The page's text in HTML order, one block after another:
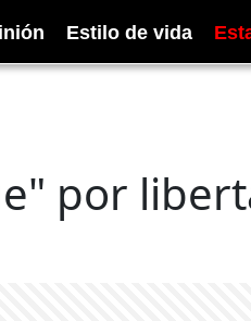
Estilo de vida
por